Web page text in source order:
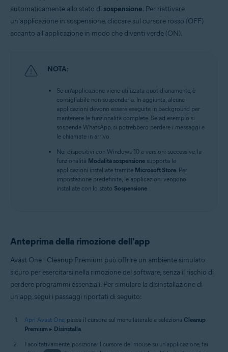
automaticamente allo stato di sospensione. Per riattivare
un'applicazione in sospensione, cliccare sul cursore rosso (OFF)
accanto all'applicazione in modo che diventi verde (ON).
NOTA:
Se un’applicazione viene utilizzata quotidianamente, è
consigliabile non sospenderla. In aggiunta, alcune
applicazioni devono essere eseguite in background per
mantenere le funzionalità complete. Se ad esempio si
sospende WhatsApp, si potrebbero perdere i messaggi e
le chiamate in arrivo.
Nei dispositivi con Windows 10 e versioni successive, la
funzionalità Modalità sospensione supporta le
applicazioni installate tramite Microsoft Store. Per
impostazione predefinita, le applicazioni vengono
installate con lo stato Sospensione.
Anteprima della rimozione dell'app
Avast One - Cleanup Premium può offrire un ambiente simulato
sicuro per esercitarsi nella rimozione del software, senza il rischio di
perdere programmi essenziali. Per simulare la disinstallazione di
un'app, segui i passaggi riportati di seguito:
Apri Avast One, passa il cursore sul menu laterale e seleziona Cleanup
Premium ▸ Disinstalla.
Facoltativamente, posiziona il cursore del mouse su un'applicazione, fai